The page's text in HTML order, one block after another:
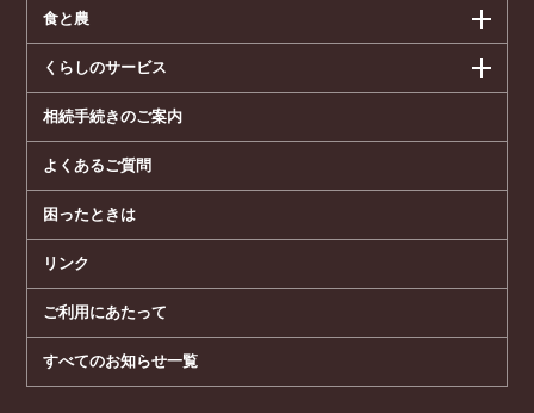
食と農
くらしのサービス
相続手続きのご案内
よくあるご質問
困ったときは
リンク
ご利用にあたって
すべてのお知らせ一覧